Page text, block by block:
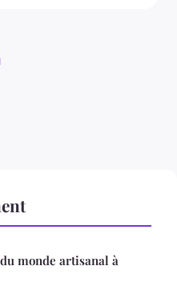
monde artisanal à